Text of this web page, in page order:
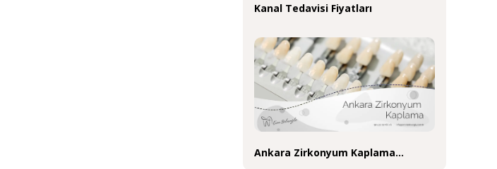
Kanal Tedavisi Fiyatları
Ankara Zirkonyum Kaplama…